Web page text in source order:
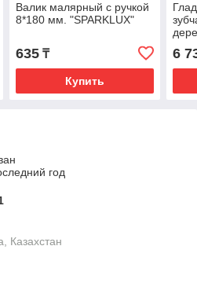
Валик малярный с ручкой
8*180 мм. "SPARKLUX"
635₸
Купить
6
год
Казахстан